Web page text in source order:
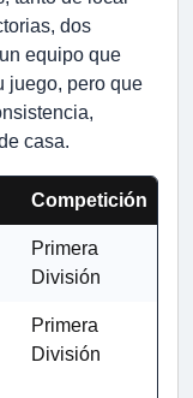
dos
equipo que
juego, pero que
casa.
Competición
Primera
División
Primera
División